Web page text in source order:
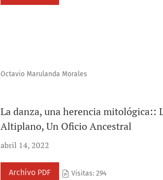
Octavio Marulanda Morales
La danza, una herencia mitológica::
Altiplano, Un Oficio Ancestral
abril 14, 2022
Archivo PDF Visitas: 294